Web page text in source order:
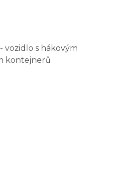
vozidlo s hákovým
kontejnerů